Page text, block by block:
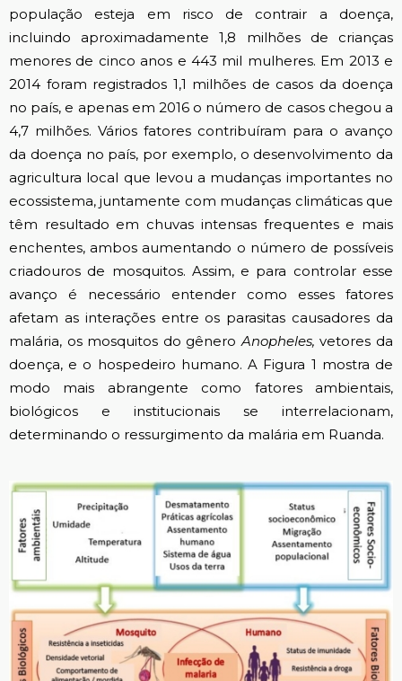
população esteja em risco de contrair a doença,
incluindo aproximadamente 1,8 milhões de crianças
menores de cinco anos e 443 mil mulheres. Em 2013 e
2014 foram registrados 1,1 milhões de casos da doença
no país, e apenas em 2016 o número de casos chegou a
4,7 milhões. Vários fatores contribuíram para o avanço
da doença no país, por exemplo, o desenvolvimento da
agricultura local que levou a mudanças importantes no
ecossistema, juntamente com mudanças climáticas que
têm resultado em chuvas intensas frequentes e mais
enchentes, ambos aumentando o número de possíveis
criadouros de mosquitos. Assim, e para controlar esse
avanço é necessário entender como esses fatores
afetam as interações entre os parasitas causadores da
malária, os mosquitos do gênero Anopheles,vetores da
doença, e o hospedeiro humano. A Figura 1 mostra de
modo mais abrangente como fatores ambientais,
biológicos e institucionais se interrelacionam,
determinando o ressurgimento da malária em Ruanda.